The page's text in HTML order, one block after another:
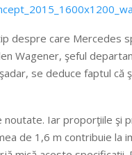
despre care Mercedes
Wagener, şeful
se deduce faptul că
Iar proporţiile şi
de 1,6 m contribuie la